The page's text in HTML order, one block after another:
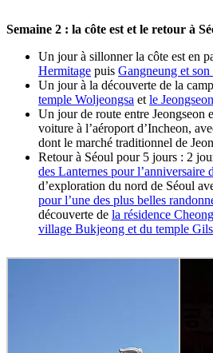
Semaine 2 : la côte est et le retour à
Un jour à sillonner la côte est en
Hermitage puis Gangneung et
Un jour à la découverte de la
temple Woljeongsa et le
Un jour de route entre Jeongseon
voiture à l’aéroport d’Incheon,
dont le marché traditionnel de
Retour à Séoul pour 5 jours : 2
des Lanternes pour l’anniversaire
d’exploration du nord de Séoul
pour l’une des plus belles
découverte de la résidence
village Bukjeong et du temple